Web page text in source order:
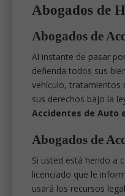
Abogados de
Abogados de
Al instante de pasar
defienda todos sus
vehículo, tratamientos
sus derechos bajo la
Accidentes de Auto
Abogados de
Si usted está herido a
licenciado que le
usará los recursos